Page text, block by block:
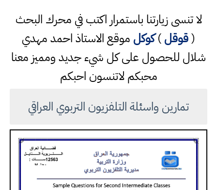
لا تنسى زيارتنا باستمرار اكتب في محرك البحث
(قوقل)كوكل موقع الاستاذ احمد مهدي
شلال للحصول على كل شيء جديد ومميز معنا
محبكم لاتنسون احبكم
تمارين واسئلة التلفزيون التربوي العراقي